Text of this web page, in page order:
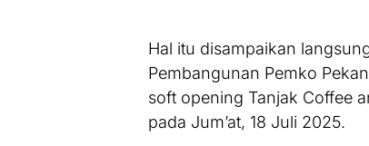
Hal itu disampaikan
Pembangunan Pemko
soft opening Tanjak Coffee
pada Jum’at, 18 Juli 2025.